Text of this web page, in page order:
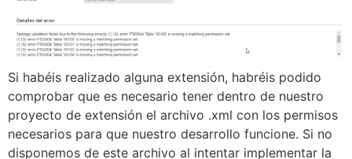
Si habéis realizado alguna extensión, habréis podido
comprobar que es necesario tener dentro de nuestro
proyecto de extensión el archivo .xml con los permisos
necesarios para que nuestro desarrollo funcione. Si no
disponemos de este archivo al intentar implementar la